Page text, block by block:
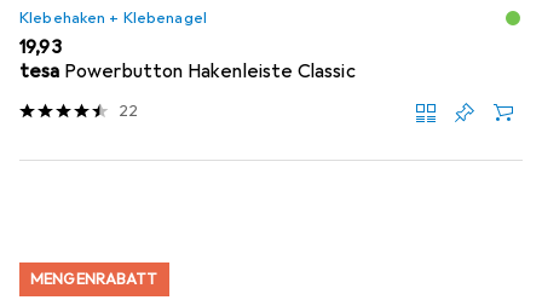
Klebehaken + Klebenagel
EUR
19,93
tesa Powerbutton Hakenleiste Classic
22
MENGENRABATT